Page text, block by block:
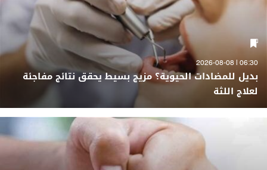
06:30 | 2026-08-08
بديل للمضادات الحيوية؟ مزيج بسيط يحقق نتائج مفاجئة
لعلاج اللثة